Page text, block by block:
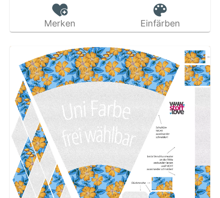
Merken Einfärben